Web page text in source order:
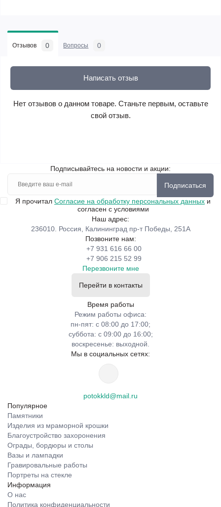
Отзывов 0 Вопросы 0
Написать отзыв
Нет отзывов о данном товаре. Станьте первым, оставьте
свой отзыв.
Подписывайтесь на новости и акции:
Подписаться
Я прочитал Согласие на обработку персональных данных и
согласен с условиями
Наш адрес:
236010. Россия, Калининград пр-т Победы, 251А
Позвоните нам:
+7 931 616 66 00
+7 906 215 52 99
Перезвоните мне
Перейти в контакты
Время работы
Режим работы офиса:
пн-пят: с 08:00 до 17:00;
суббота: с 09:00 до 16:00;
воскресенье: выходной.
Мы в социальных сетях:
potokkld@mail.ru
Популярное
Памятники
Изделия из мраморной крошки
Благоустройство захоронения
Ограды, бордюры и столы
Вазы и лампадки
Гравировальные работы
Портреты на стекле
Информация
О нас
Политика конфиденциальности